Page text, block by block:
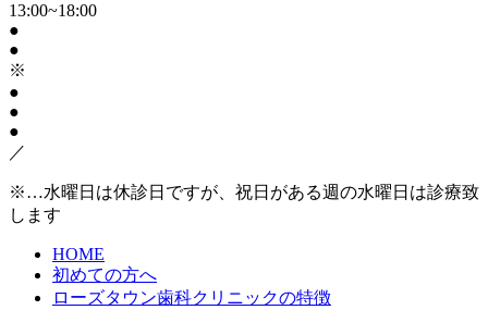
13:00~18:00
●
●
※
●
●
●
／
※…水曜日は休診日ですが、祝日がある週の水曜日は診療致
します
HOME
初めての方へ
ローズタウン歯科クリニックの特徴